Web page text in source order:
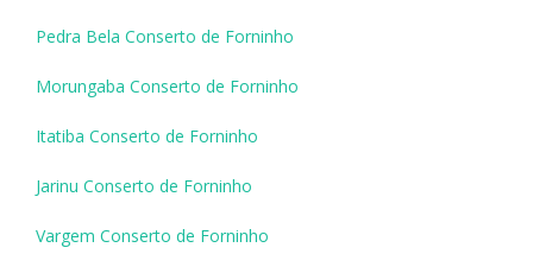
Pedra Bela Conserto de Forninho
Morungaba Conserto de Forninho
Itatiba Conserto de Forninho
Jarinu Conserto de Forninho
Vargem Conserto de Forninho